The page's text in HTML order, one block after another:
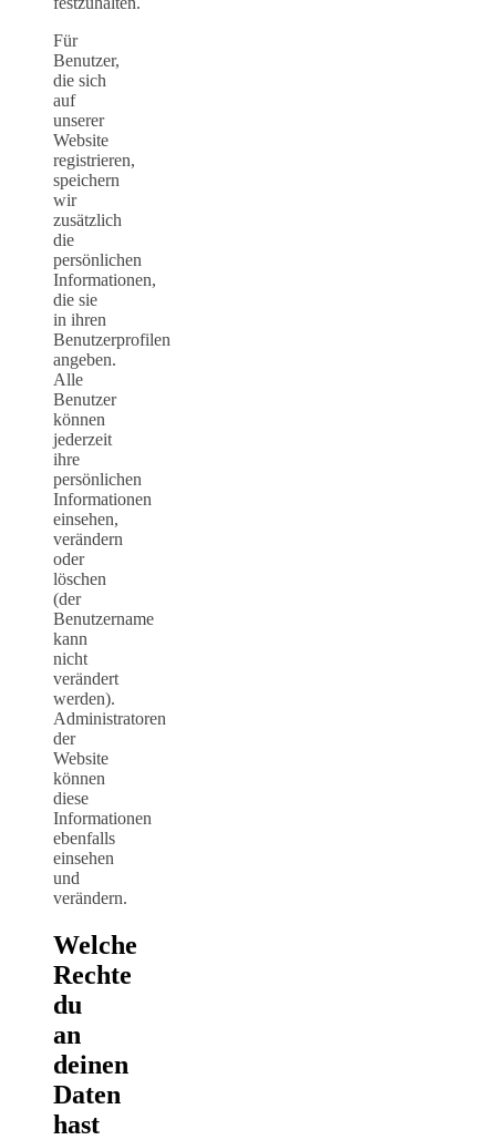
Für
Benutzer,
die sich
auf
unserer
Website
registrieren,
speichern
wir
zusätzlich
die
persönlichen
Informationen,
die sie
in ihren
Benutzerprofilen
angeben.
Alle
Benutzer
können
jederzeit
ihre
persönlichen
Informationen
einsehen,
verändern
oder
löschen
(der
Benutzername
kann
nicht
verändert
werden).
Administratoren
der
Website
können
diese
Informationen
ebenfalls
einsehen
und
verändern.
Welche
Rechte
du
an
deinen
Daten
hast